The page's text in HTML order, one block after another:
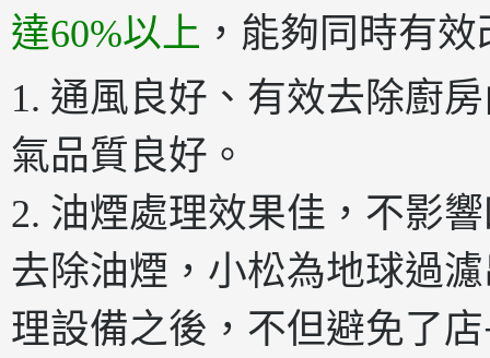
達60%以上 ，能夠同時有
1. 通風良好、有效去除廚
氣品質良好。
2. 油煙處理效果佳，不影
去除油煙，小松為地球過
理設備之後，不但避免了